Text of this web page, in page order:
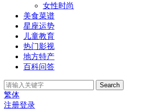
女性时尚
美食菜谱
星座运势
儿童教育
热门影视
地方特产
百科问答
Search
繁体
注册登录